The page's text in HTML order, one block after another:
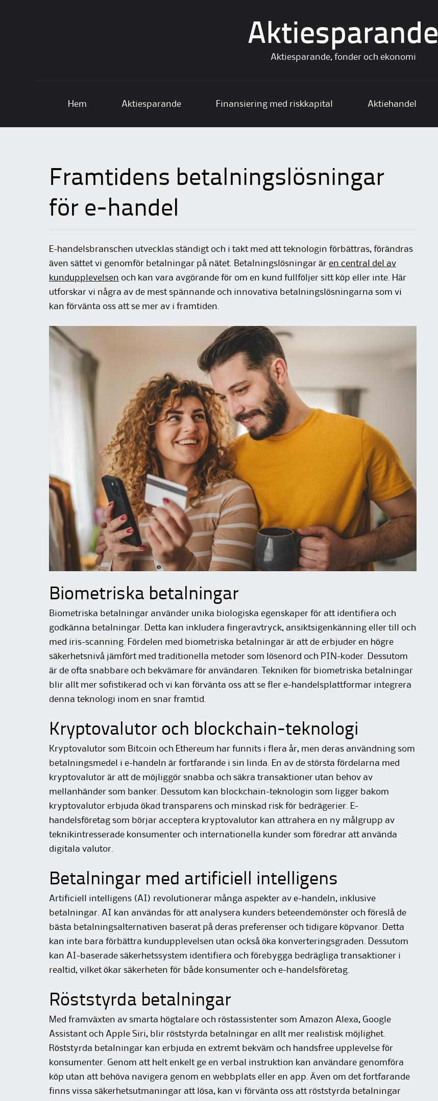
Aktiesparande
Aktiesparande, fonder och ekonomi
Hem Aktiesparande Finansiering med riskkapital Aktiehandel
Framtidens betalningslösningar
för e-handel
E-handelsbranschen utvecklas ständigt och i takt med att teknologin förbättras, förändras
även sättet vi genomför betalningar på nätet. Betalningslösningar är en central del av
kundupplevelsen och kan vara avgörande för om en kund fullföljer sitt köp eller inte. Här
utforskar vi några av de mest spännande och innovativa betalningslösningarna som vi
kan förvänta oss att se mer av i framtiden.
Biometriska betalningar
Biometriska betalningar använder unika biologiska egenskaper för att identifiera och
godkänna betalningar. Detta kan inkludera fingeravtryck, ansiktsigenkänning eller till och
med iris-scanning. Fördelen med biometriska betalningar är att de erbjuder en högre
säkerhetsnivå jämfört med traditionella metoder som lösenord och PIN-koder. Dessutom
är de ofta snabbare och bekvämare för användaren. Tekniken för biometriska betalningar
blir allt mer sofistikerad och vi kan förvänta oss att se fler e-handelsplattformar integrera
denna teknologi inom en snar framtid.
Kryptovalutor och blockchain-teknologi
Kryptovalutor som Bitcoin och Ethereum har funnits i flera år, men deras användning som
betalningsmedel i e-handeln är fortfarande i sin linda. En av de största fördelarna med
kryptovalutor är att de möjliggör snabba och säkra transaktioner utan behov av
mellanhänder som banker. Dessutom kan blockchain-teknologin som ligger bakom
kryptovalutor erbjuda ökad transparens och minskad risk för bedrägerier. E-
handelsföretag som börjar acceptera kryptovalutor kan attrahera en ny målgrupp av
teknikintresserade konsumenter och internationella kunder som föredrar att använda
digitala valutor.
Betalningar med artificiell intelligens
Artificiell intelligens (AI) revolutionerar många aspekter av e-handeln, inklusive
betalningar. AI kan användas för att analysera kunders beteendemönster och föreslå de
bästa betalningsalternativen baserat på deras preferenser och tidigare köpvanor. Detta
kan inte bara förbättra kundupplevelsen utan också öka konverteringsgraden. Dessutom
kan AI-baserade säkerhetssystem identifiera och förebygga bedrägliga transaktioner i
realtid, vilket ökar säkerheten för både konsumenter och e-handelsföretag.
Röststyrda betalningar
Med framväxten av smarta högtalare och röstassistenter som Amazon Alexa, Google
Assistant och Apple Siri, blir röststyrda betalningar en allt mer realistisk möjlighet.
Röststyrda betalningar kan erbjuda en extremt bekväm och handsfree upplevelse för
konsumenter. Genom att helt enkelt ge en verbal instruktion kan användare genomföra
köp utan att behöva navigera genom en webbplats eller en app. Även om det fortfarande
finns vissa säkerhetsutmaningar att lösa, kan vi förvänta oss att röststyrda betalningar